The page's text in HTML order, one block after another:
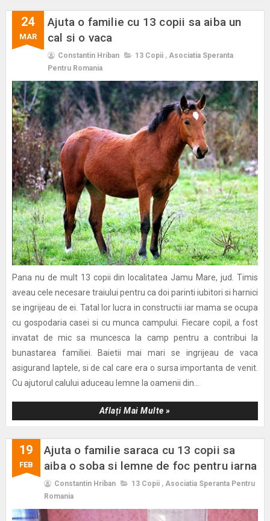
24
MAR
Ajuta o familie cu 13 copii sa aiba un
cal si o vaca
Constantin Hriban 13 Copii , Asociatia Speranta
Pentru Romania
Pana nu de mult 13 copii din localitatea Jamu Mare, jud. Timis
aveau cele necesare traiului pentru ca doi parinti iubitori si harnici
se ingrijeau de ei. Tatal lor lucra in constructii iar mama se ocupa
cu gospodaria casei si cu munca campului. Fiecare copil, a fost
invatat de mic sa muncesca la camp pentru a contribui la
bunastarea familiei. Baietii mai mari se ingrijeau de vaca
asigurand laptele, si de cal care era o sursa importanta de venit.
Cu ajutorul calului aduceau lemne la oamenii din...
Aflați Mai Multe »
19
FEB
Ajuta o familie saraca cu 13 copii sa
aiba o soba si lemne de foc pentru iarna
Constantin Hriban 13 Copii , Asociatia Speranta Pentru
Romania